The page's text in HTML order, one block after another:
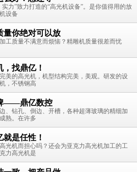
力”致力打造的“高光机设备”。是你值得用的放
设备
量你绝对可以放
工质量不满意而烦恼？精雕机质量很差而忧
找鼎亿！
美的高光机，机型结构完美，美观。研发的设
，不锈钢高
——鼎亿数控
、钻孔、倒边、开槽，各种超薄玻璃的精细加
熟。在许多
是任性！
光机而担心吗？还会为亚克力高光机加工的工
力高光机是